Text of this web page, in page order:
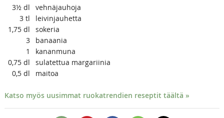
3½ dl
vehnäjauhoja
3 tl
leivinjauhetta
1,75 dl
sokeria
3
banaania
1
kananmuna
0,75 dl
sulatettua margariinia
0,5 dl maitoa
Katso myös uusimmat ruokatrendien reseptit täältä »